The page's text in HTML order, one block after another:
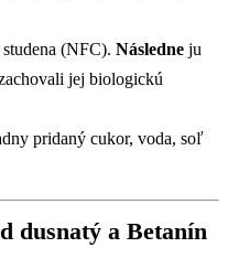
(NFC). Následne ju
jej biologickú
pridaný cukor, voda, soľ
dusnatý a Betanín